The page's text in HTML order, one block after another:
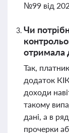
№99 від
Чи
отримала
Так,
додаток
доходи
такому
дані, а в
прочерки